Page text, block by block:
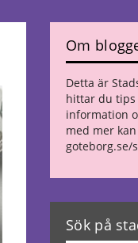
Om
Detta är
hittar du tips
information
med mer
goteborg.se/
Sök på